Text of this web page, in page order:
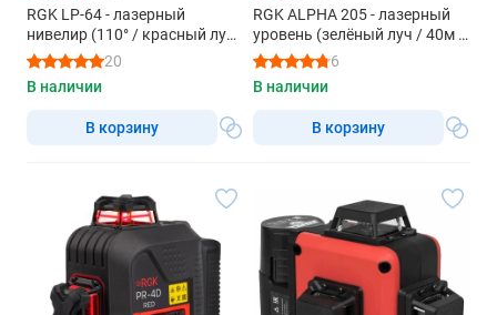
RGK LP-64 - лазерный
нивелир (110° / красный луч
/ 20м)
20
В наличии
В корзину
RGK ALPHA 205 - лазерный
уровень (зелёный луч / 40м /
АКБ)
6
В наличии
В корзину